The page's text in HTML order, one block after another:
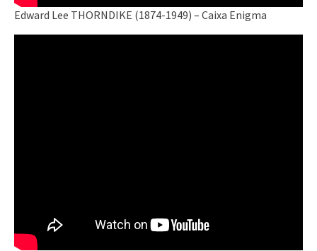
Edward Lee THORNDIKE (1874-1949) – Caixa Enigma